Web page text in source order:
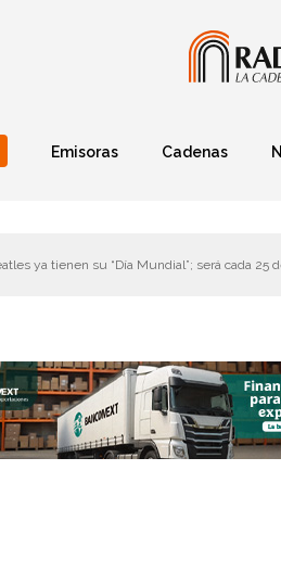
Emisoras Cadenas
ya tienen su “Día Mundial”; será cada 25